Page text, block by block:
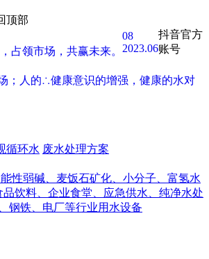
占领市场，共赢未来。
08
2023.06
；人的∴健康意识的增强，健康的水对
顶部
循环水 废水处理方案
性弱碱、麦饭石矿化、小分子、富氢水
品饮料、企业食堂、应急供水、纯净水处
钢铁、电厂等行业用水设备
抖音官方
账号